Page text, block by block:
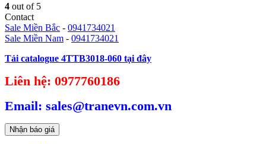
4 out of 5
Contact
Sale Miền Bắc - 0941734021
Sale Miền Nam - 0941734021
Tải catalogue 4TTB3018-060 tại đây
Liên hệ: 0977760186
Email: sales@tranevn.com.vn
Nhận báo giá